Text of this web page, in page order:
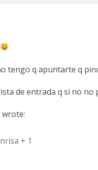
tengo q apuntarte q
de entrada q si no
wrote:
+ 1